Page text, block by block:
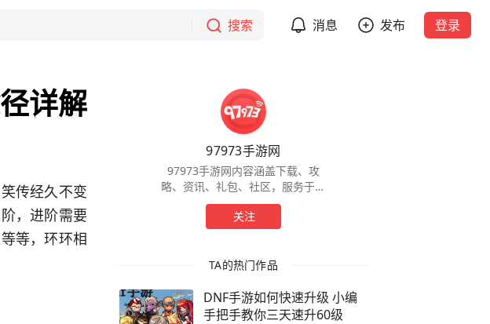
搜索 消息 发布 登录
详解
传经久不变
，进阶需要
等，环环相
97973手游网
97973手游网内容涵盖下载、攻
略、资讯、礼包、社区，服务于全
球手游玩家，为玩家提供一站式服
务。
关注
TA的热门作品
DNF手游如何快速升级 小编
手把手教你三天速升60级